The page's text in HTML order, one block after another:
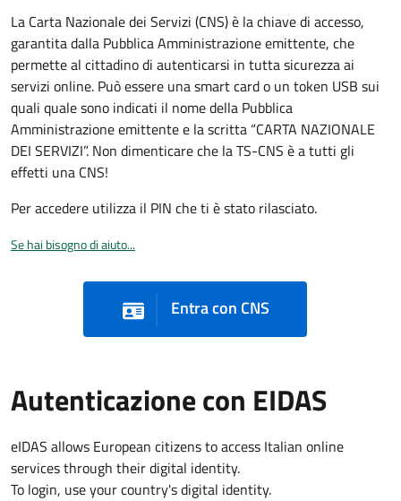
La Carta Nazionale dei Servizi (CNS) è la chiave di accesso,
garantita dalla Pubblica Amministrazione emittente, che
permette al cittadino di autenticarsi in tutta sicurezza ai
servizi online. Può essere una smart card o un token USB sui
quali quale sono indicati il nome della Pubblica
Amministrazione emittente e la scritta “CARTA NAZIONALE
DEI SERVIZI”. Non dimenticare che la TS-CNS è a tutti gli
effetti una CNS!
Per accedere utilizza il PIN che ti è stato rilasciato.
Se hai bisogno di aiuto...
Entra con CNS
Autenticazione con EIDAS
eIDAS allows European citizens to access Italian online
services through their digital identity.
To login, use your country's digital identity.